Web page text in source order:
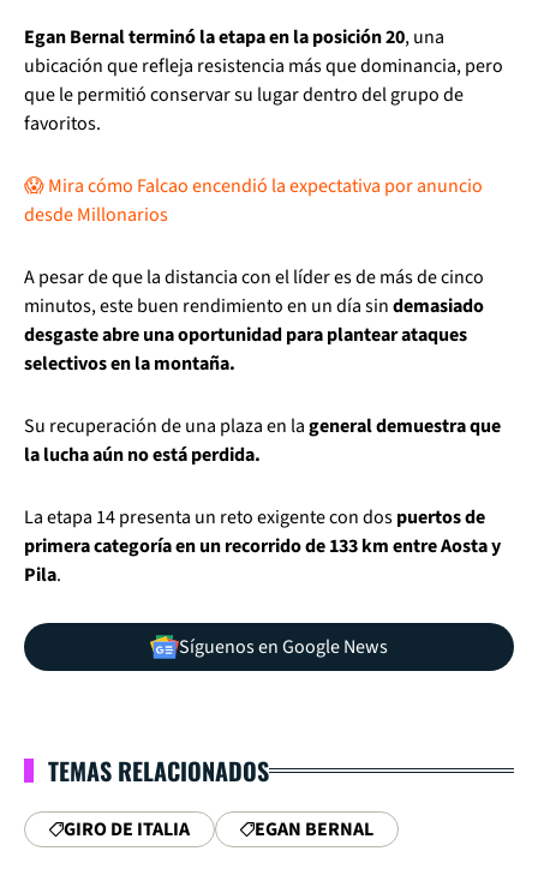
Egan Bernal terminó la etapa en la posición 20, una
ubicación que refleja resistencia más que dominancia, pero
que le permitió conservar su lugar dentro del grupo de
favoritos.
😱 Mira cómo Falcao encendió la expectativa por anuncio
desde Millonarios
A pesar de que la distancia con el líder es de más de cinco
minutos, este buen rendimiento en un día sindemasiado
desgaste abre una oportunidad para plantear ataques
selectivos en la montaña.
Su recuperación de una plaza en lageneral demuestra que
la lucha aún no está perdida.
La etapa 14 presenta un reto exigente con dospuertos de
primera categoría en un recorrido de 133 km entre Aosta y
Pila.
Síguenos en Google News
TEMAS RELACIONADOS
GIRO DE ITALIA EGAN BERNAL